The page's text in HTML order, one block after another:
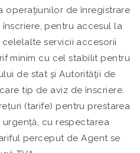
operaţiunilor de înregistrare
pentru accesul la
servicii accesorii
minim cu cel stabilit pentru
de stat şi Autorităţii de
tip de aviz de înscriere.
(tarife) pentru prestarea
cu respectarea
perceput de Agent se